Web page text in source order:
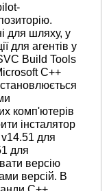
для шляху, у
для агентів у
Build Tools
C++
комп'ютерів
інсталятор
для
для
версію
версій. В